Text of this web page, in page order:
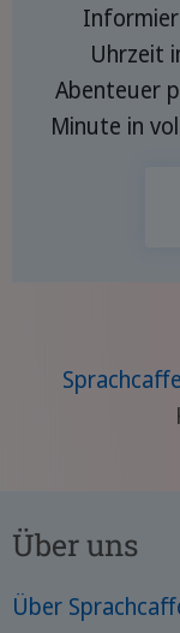
Uhrzeit
Abenteuer
Minute in
Über uns
Über